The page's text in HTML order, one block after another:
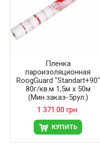
Пленка
пароизоляционная
RoogGuard "Standart+90"
80г/кв.м 1,5м х 50м
(Мин.заказ-5рул.)
1 371.00 грн.
КУПИТЬ